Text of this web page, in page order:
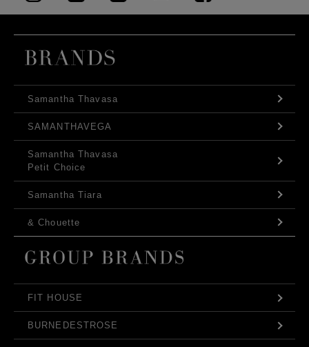
Samantha Thavasa
SAMANTHAVEGA
Samantha Thavasa
Petit Choice
Samantha Tiara
& Chouette
FIT HOUSE
BURNEDESTROSE